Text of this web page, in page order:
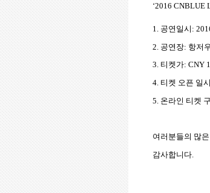
‘2016 CNBLUE
1. 공연일시 :
2. 공연장: 항저
3. 티켓가: CNY
4. 티켓 오픈 일시
5. 온라인 티켓
여러분들의 많
감사합니다